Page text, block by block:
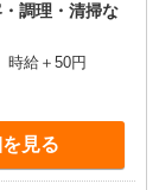
調理・清掃な
給＋50円
見る